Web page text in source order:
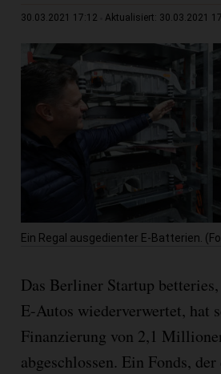
30.03.2021 17:12 Aktualisiert: 30.03.2021
Ein Regal ausgedienter E-Batterien.
Das Berliner Startup
E-Autos wiederverwertet, hat
Finanzierung von 2,1
abgeschlossen. Ein Fonds,